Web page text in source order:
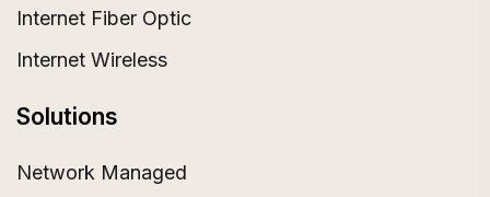
Internet Fiber Optic
Internet Wireless
Solutions
Network Managed